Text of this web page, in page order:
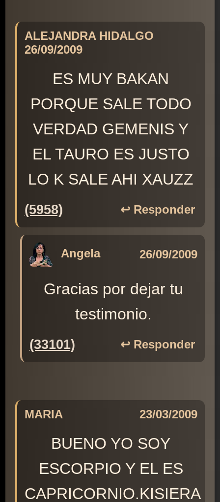
ALEJANDRA HIDALGO
26/09/2009
ES MUY BAKAN
PORQUE SALE TODO
VERDAD GEMENIS Y
EL TAURO ES JUSTO
LO K SALE AHI XAUZZ
(5958) ↩️ Responder
Angela 26/09/2009
Gracias por dejar tu
testimonio.
(33101) ↩️ Responder
MARIA 23/03/2009
BUENO YO SOY
ESCORPIO Y EL ES
CAPRICORNIO.KISIERA